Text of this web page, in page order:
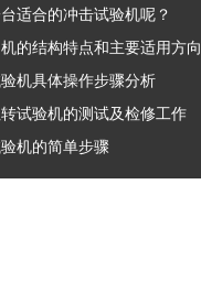
适合的冲击试验机呢？
的结构特点和主要适用方向
机具体操作步骤分析
试验机的测试及检修工作
机的简单步骤